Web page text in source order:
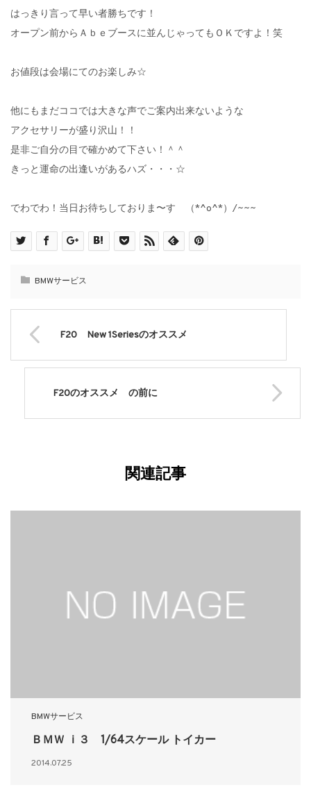
はっきり言って早い者勝ちです！
オープン前からＡｂｅブースに並んじゃってもＯＫですよ！笑
お値段は会場にてのお楽しみ☆
他にもまだココでは大きな声でご案内出来ないような
アクセサリーが盛り沢山！！
是非ご自分の目で確かめて下さい！＾＾
きっと運命の出逢いがあるハズ・・・☆
でわでわ！当日お待ちしておりま〜す （*^o^*）/~~~
BMWサービス
F20 New 1Seriesのオススメ
F20のオススメ の前に
関連記事
BMWサービス
ＢＭＷ ｉ３ 1/64スケール トイカー
2014.07.25